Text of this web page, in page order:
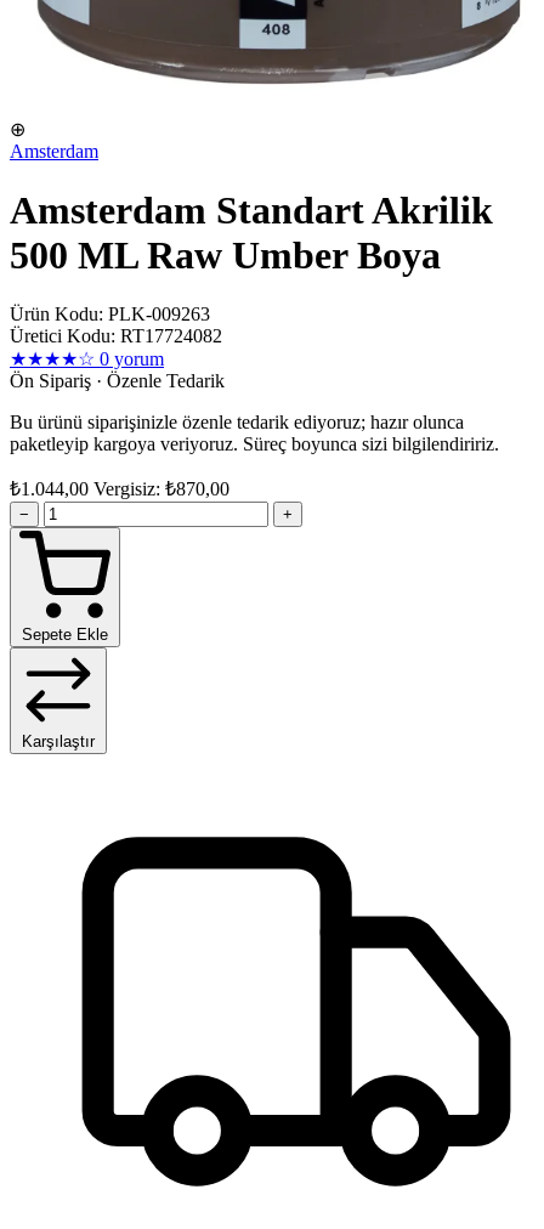
⊕
Amsterdam
Amsterdam Standart Akrilik
500 ML Raw Umber Boya
Ürün Kodu: PLK-009263
Üretici Kodu: RT17724082
★★★★☆ 0 yorum
Ön Sipariş · Özenle Tedarik
Bu ürünü siparişinizle özenle tedarik ediyoruz; hazır olunca
paketleyip kargoya veriyoruz. Süreç boyunca sizi bilgilendiririz.
₺1.044,00 Vergisiz: ₺870,00
− +
Sepete Ekle
Karşılaştır